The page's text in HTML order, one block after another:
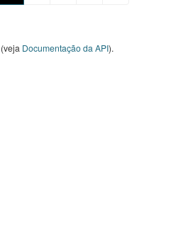
(veja Documentação da API).